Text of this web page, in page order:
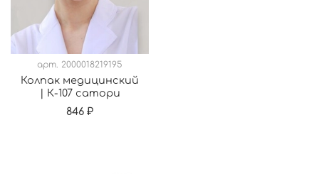
арт. 2000018219195
Колпак медицинский
| К-107 сатори
846 ₽